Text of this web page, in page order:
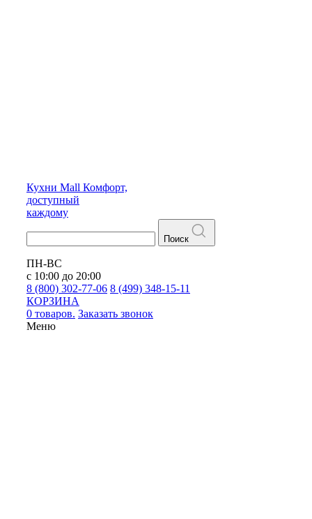
Кухни Mall Комфорт,
доступный
каждому
Поиск
ПН-ВС
с 10:00 до 20:00
8 (800) 302-77-06 8 (499) 348-15-11
КОРЗИНА
0 товаров. Заказать звонок
Меню